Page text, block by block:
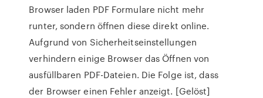
Browser laden PDF Formulare nicht mehr
runter, sondern öffnen diese direkt online.
Aufgrund von Sicherheitseinstellungen
verhindern einige Browser das Öffnen von
ausfüllbaren PDF-Dateien. Die Folge ist, dass
der Browser einen Fehler anzeigt. [Gelöst]